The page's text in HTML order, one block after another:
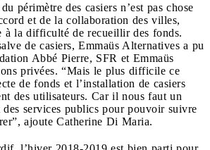
périmètre des casiers n’est pas chose
et de la collaboration des villes,
à la difficulté de recueillir des fonds.
de casiers, Emmaüs Alternatives a pu
Abbé Pierre, SFR et Emmaüs
privées. “Mais le plus difficile ce
de fonds et l’installation de casiers
des utilisateurs. Car il nous faut un
des services publics pour pouvoir suivre
ajoute Catherine Di Maria.